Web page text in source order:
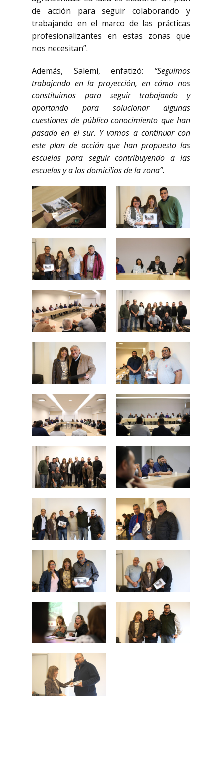
de acción para seguir colaborando y
trabajando en el marco de las prácticas
profesionalizantes en estas zonas que
nos necesitan”.
Además, Salemi, enfatizó: “Seguimos
trabajando en la proyección, en cómo nos
constituimos para seguir trabajando y
aportando para solucionar algunas
cuestiones de público conocimiento que han
pasado en el sur. Y vamos a continuar con
este plan de acción que han propuesto las
escuelas para seguir contribuyendo a las
escuelas y a los domicilios de la zona”.